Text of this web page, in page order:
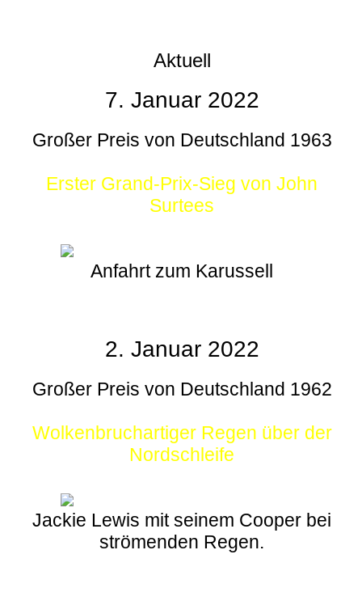
Aktuell
7. Januar 2022
Großer Preis von Deutschland 1963
Erster Grand-Prix-Sieg von John
Surtees
Anfahrt zum Karussell
2. Januar 2022
Großer Preis von Deutschland 1962
Wolkenbruchartiger Regen über der
Nordschleife
Jackie Lewis mit seinem Cooper bei
strömenden Regen.